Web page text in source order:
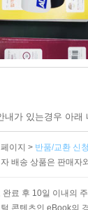
가 있는경우 아
이지 > 반품/교환 신
배송 상품은 판매자
완료 후 10일 이내의
콘텐츠인 eBook의